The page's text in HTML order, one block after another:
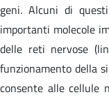
geni. Alcuni di
importanti molecole
delle reti nervose
funzionamento della
consente alle cellule